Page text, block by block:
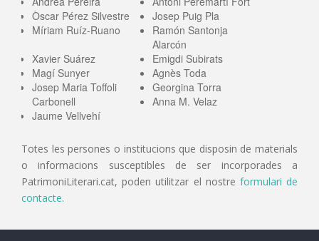
Òscar Pérez Silvestre
Josep Puig Pla
Míriam Ruíz-Ruano
Ramón Santonja
Alarcón
Xavier Suárez
Emigdi Subirats
Magí Sunyer
Agnès Toda
Josep Maria Toffoli
Carbonell
Georgina Torra
Anna M. Velaz
Jaume Vellvehí
Totes les persones o institucions que disposin de materials
o informacions susceptibles de ser incorporades a
PatrimoniLiterari.cat, poden utilitzar el nostre formulari de
contacte.